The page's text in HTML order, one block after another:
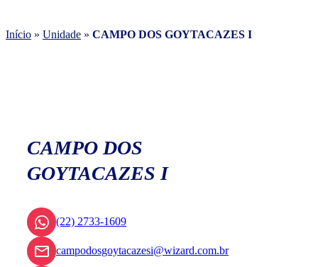
Início » Unidade » CAMPO DOS GOYTACAZES I
CAMPO DOS
GOYTACAZES I
(22) 2733-1609
campodosgoytacazesi@wizard.com.br